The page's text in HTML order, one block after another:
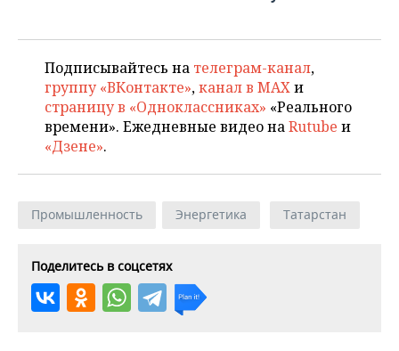
Подписывайтесь на телеграм-канал,
группу «ВКонтакте»,канал в MAXи
страницу в «Одноклассниках» «Реального
времени». Ежедневные видео наRutube и
«Дзене».
Промышленность Энергетика Татарстан
Поделитесь в соцсетях